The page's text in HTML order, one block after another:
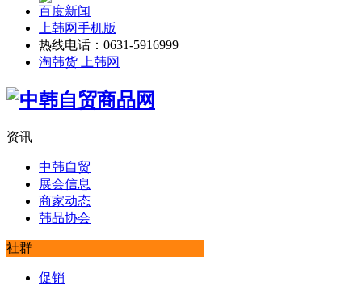
百度新闻
上韩网手机版
热线电话：0631-5916999
淘韩货 上韩网
资讯
中韩自贸
展会信息
商家动态
韩品协会
社群
促销